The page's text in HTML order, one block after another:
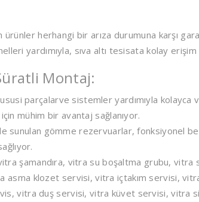
herhangi bir arıza durumuna karşı
yardımıyla, sıva altı tesisata kolay erişim
Montaj:
parçalarve sistemler yardımıyla kolayca
mühim bir avantaj sağlanıyor.
sunulan gömme rezervuarlar, fonksiyonel
şamandıra, vitra su boşaltma grubu, vitra
asma klozet servisi, vitra içtakım servisi,
vitra duş servisi, vitra küvet servisi, vitra